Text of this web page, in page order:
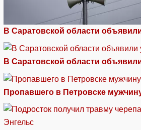
В Саратовской области
В Саратовской области
Пропавшего в Петровске